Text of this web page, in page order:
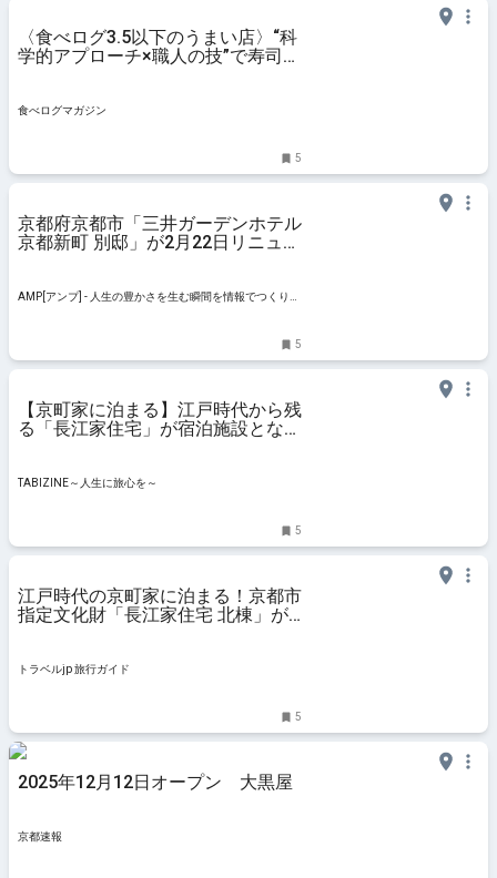
〈食べログ3.5以下のうまい店〉“科
学的アプローチ×職人の技”で寿司を
ガジン
食べログマガジン
5
京都府京都市「三井ガーデンホテル
京都新町 別邸」が2月22日リニュー
を生む瞬間を情報でつくりだす新世
AMP[アンプ] - 人生の豊かさを生む瞬間を情報でつくりだ
5
【京町家に泊まる】江戸時代から残
る「長江家住宅」が宿泊施設となっ
TABIZINE～人生に旅心を～
5
江戸時代の京町家に泊まる！京都市
指定文化財「長江家住宅 北棟」が
トラベルjp 旅行ガイド
5
2025年12月12日オープン 大黒屋
京都速報